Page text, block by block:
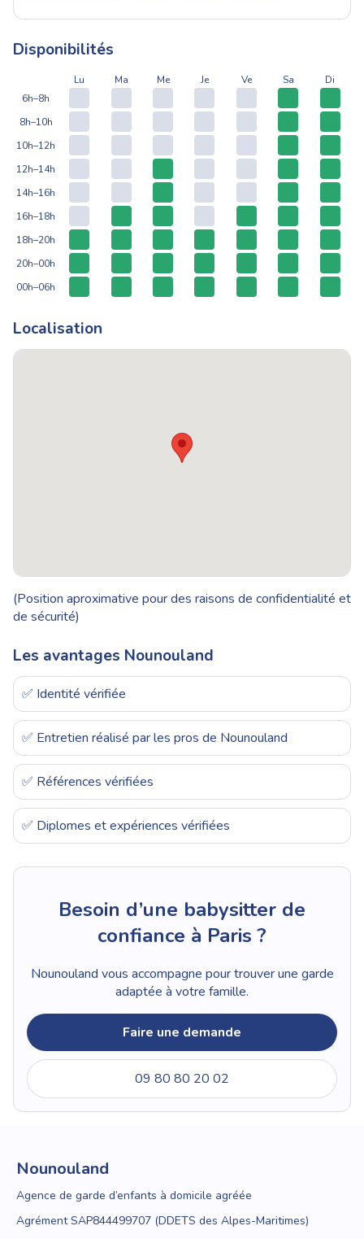
Disponibilités
Lu Ma Me Je Ve Sa
Di
6h–8h
8h–10h
10h–12h
12h–14h
14h–16h
16h–18h
18h–20h
20h–00h
00h–06h
Localisation
(Position aproximative pour des raisons de confidentialité et
de sécurité)
Les avantages Nounouland
✅ Identité vérifiée
✅ Entretien réalisé par les pros de Nounouland
✅ Références vérifiées
✅ Diplomes et expériences vérifiées
Besoin d’une babysitter de
confiance à Paris ?
Nounouland vous accompagne pour trouver une garde
adaptée à votre famille.
Faire une demande
09 80 80 20 02
Nounouland
Agence de garde d’enfants à domicile agréée
Agrément SAP844499707 (DDETS des Alpes-Maritimes)